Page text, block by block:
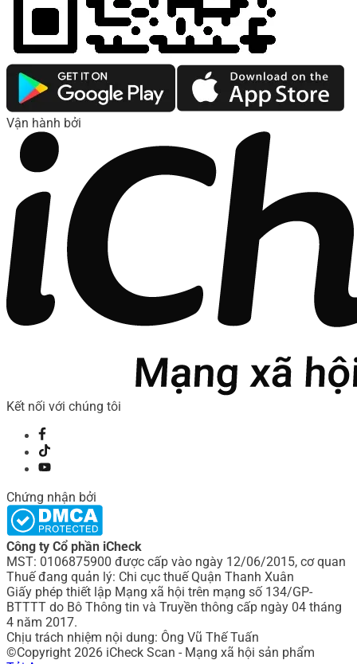
Vận hành bởi
Kết nối với chúng tôi
Chứng nhận bởi
Công ty Cổ phần iCheck
MST: 0106875900 được cấp vào ngày 12/06/2015, cơ quan
Thuế đang quản lý: Chi cục thuế Quận Thanh Xuân
Giấy phép thiết lập Mạng xã hội trên mạng số 134/GP-
BTTTT do Bô Thông tin và Truyền thông cấp ngày 04 tháng
4 năm 2017.
Chịu trách nhiệm nội dung: Ông Vũ Thế Tuấn
©Copyright 2026 iCheck Scan - Mạng xã hội sản phẩm